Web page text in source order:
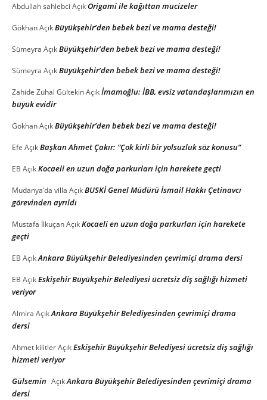
Abdullah sahlebci AçıkOrigami ile kağıttan mucizeler
GökhanAçıkBüyükşehir’den bebek bezi ve mama desteği!
Sümeyra AçıkBüyükşehir’den bebek bezi ve mama desteği!
Sümeyra AçıkBüyükşehir’den bebek bezi ve mama desteği!
Zahide Zühal GültekinAçıkİmamoğlu: İBB, evsiz vatandaşlarımızın en
büyük evidir
GökhanAçıkBüyükşehir’den bebek bezi ve mama desteği!
Efe AçıkBaşkan Ahmet Çakır: “Çok kirli bir yolsuzluk söz konusu”
EB AçıkKocaeli en uzun doğa parkurları için harekete geçti
Mudanya’da villa AçıkBUSKİ Genel Müdürü İsmail Hakkı Çetinavcı
görevinden ayrıldı
Mustafa İlkuçanAçıkKocaeli en uzun doğa parkurları için harekete
geçti
EB AçıkAnkara Büyükşehir Belediyesinden çevrimiçi drama dersi
EB AçıkEskişehir Büyükşehir Belediyesi ücretsiz diş sağlığı hizmeti
veriyor
Almira AçıkAnkara Büyükşehir Belediyesinden çevrimiçi drama
dersi
Ahmet kilitlerAçıkEskişehir Büyükşehir Belediyesi ücretsiz diş sağlığı
hizmeti veriyor
Gülsemin AçıkAnkara Büyükşehir Belediyesinden çevrimiçi drama
dersi